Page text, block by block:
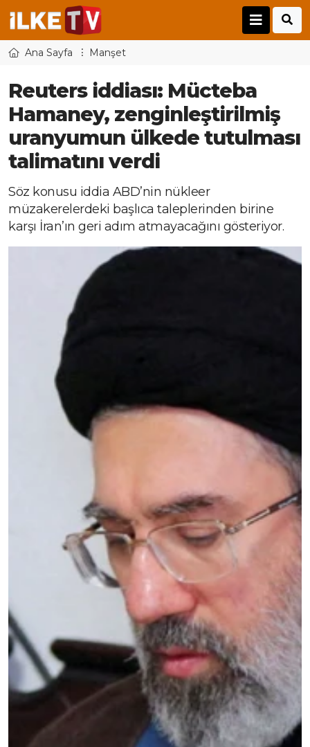
Ana Sayfa Manşet
Reuters iddiası: Mücteba
Hamaney, zenginleştirilmiş
uranyumun ülkede tutulması
talimatını verdi
Söz konusu iddia ABD’nin nükleer
müzakerelerdeki başlıca taleplerinden birine
karşı İran’ın geri adım atmayacağını gösteriyor.